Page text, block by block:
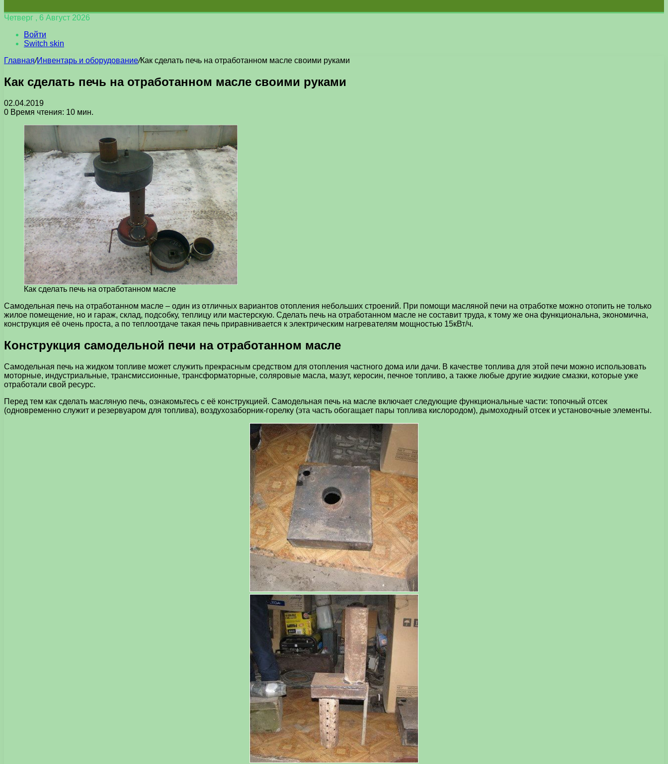
Четверг , 6 Август 2026
Войти
Switch skin
Главная/Инвентарь и оборудование/Как сделать печь на отработанном масле своими руками
Как сделать печь на отработанном масле своими руками
02.04.2019
0 Время чтения: 10 мин.
Как сделать печь на отработанном масле
Самодельная печь на отработанном масле – один из отличных вариантов отопления небольших строений. При помощи масляной печи на отработке можно отопить не только
жилое помещение, но и гараж, склад, подсобку, теплицу или мастерскую. Сделать печь на отработанном масле не составит труда, к тому же она функциональна, экономична,
конструкция её очень проста, а по теплоотдаче такая печь приравнивается к электрическим нагревателям мощностью 15кВт/ч.
Конструкция самодельной печи на отработанном масле
Самодельная печь на жидком топливе может служить прекрасным средством для отопления частного дома или дачи. В качестве топлива для этой печи можно использовать
моторные, индустриальные, трансмиссионные, трансформаторные, соляровые масла, мазут, керосин, печное топливо, а также любые другие жидкие смазки, которые уже
отработали свой ресурс.
Перед тем как сделать масляную печь, ознакомьтесь с её конструкцией. Самодельная печь на масле включает следующие функциональные части: топочный отсек
(одновременно служит и резервуаром для топлива), воздухозаборник-горелку (эта часть обогащает пары топлива кислородом), дымоходный отсек и установочные элементы.